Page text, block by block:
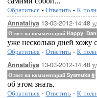
Обратиться - Ответить - К
Annataliya 13-03-2012-14:48
Ответ на комментарий
уже несколько дней хожу
Обратиться - Ответить - К
Annataliya 13-03-2012-14:48
Ответ на комментарий Syamuka #
об этом знать.
Обратиться - Ответить - К